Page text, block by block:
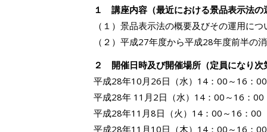
１
講座内容（最近における景品表示法の
（１）景品表示法の概要及びその運用につ
（２）平成27年度から平成28年度前半の
２ 開催日時及び開催場所（定員になり次
平成28年10月26日（水）14：00～16：00
平成28年 11月2日（水）14：00～16：00
平成28年11月8日（火）14：00～16：00
平成28年11月10日（木）14：00～16：00